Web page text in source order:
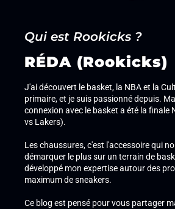
Qui est Rookicks ?
RÉDA (Rookicks)
J'ai découvert le basket, la NBA et la
primaire, et je suis passionné depuis.
connexion avec le basket a été la finale
vs Lakers).
Les chaussures, c'est l'accessoire qui
démarquer le plus sur un terrain de
développé mon expertise autour des
maximum de sneakers.
Ce blog est pensé pour vous partager